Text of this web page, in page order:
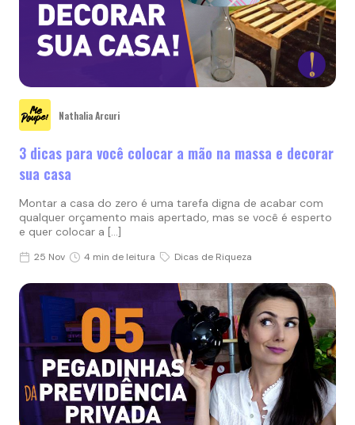
Nathalia Arcuri
3 dicas para você colocar a mão na massa e decorar
sua casa
Montar a casa do zero é uma tarefa digna de acabar com
qualquer orçamento mais apertado, mas se você é esperto
e quer colocar a […]
25 Nov 4 min de leitura Dicas de Riqueza